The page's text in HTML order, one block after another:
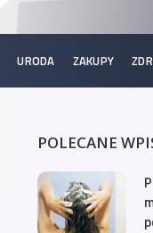
URODA ZAKUPY
POLECANE